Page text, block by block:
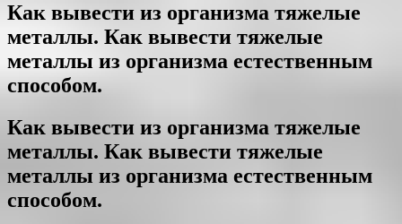
Как вывести из организма тяжелые
металлы. Как вывести тяжелые
металлы из организма естественным
способом.
Как вывести из организма тяжелые
металлы. Как вывести тяжелые
металлы из организма естественным
способом.